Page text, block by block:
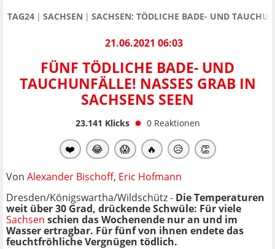
TAG24 SACHSEN SACHSEN: TÖDLICHE BADE- UND
21.06.2021 06:03
FÜNF TÖDLICHE BADE- UND
TAUCHUNFÄLLE! NASSES GRAB IN
SACHSENS SEEN
23.141 Klicks 0 Reaktionen
❤️ 😂 😱 🔥 😥 👏
Von Alexander Bischoff, Eric Hofmann
Dresden/Königswartha/Wildschütz - Die Temperaturen
weit über 30 Grad, drückende Schwüle: Für viele
Sachsen schien das Wochenende nur an und im
Wasser ertragbar. Für fünf von ihnen endete das
feuchtfröhliche Vergnügen tödlich.